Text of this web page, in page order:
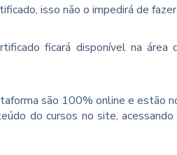
isso não o impedirá de
ficará disponível na área
são 100% online e estão
do cursos no site,